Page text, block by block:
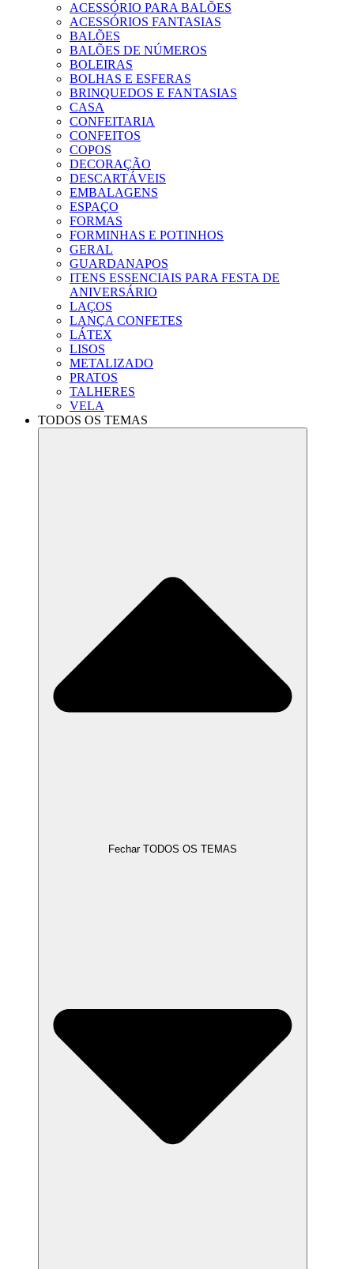
ACESSÓRIO PARA BALÕES
ACESSÓRIOS FANTASIAS
BALÕES
BALÕES DE NÚMEROS
BOLEIRAS
BOLHAS E ESFERAS
BRINQUEDOS E FANTASIAS
CASA
CONFEITARIA
CONFEITOS
COPOS
DECORAÇÃO
DESCARTÁVEIS
EMBALAGENS
ESPAÇO
FORMAS
FORMINHAS E POTINHOS
GERAL
GUARDANAPOS
ITENS ESSENCIAIS PARA FESTA DE
ANIVERSÁRIO
LAÇOS
LANÇA CONFETES
LÁTEX
LISOS
METALIZADO
PRATOS
TALHERES
VELA
TODOS OS TEMAS
Fechar TODOS OS TEMAS